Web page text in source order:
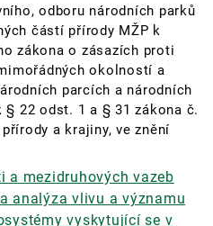
odboru národních parků
částí přírody MŽP k
zákona o zásazích proti
okolností a
parcích a národních
22 odst. 1 a § 31 zákona č.
a krajiny, ve znění
a mezidruhových vazeb
analýza vlivu a významu
vyskytující se v